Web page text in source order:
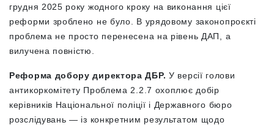
грудня 2025 року жодного кроку на виконання цієї
реформи зроблено не було. В урядовому законопроєкті
проблема не просто перенесена на рівень ДАП, а
вилучена повністю.
Реформа добору директора ДБР. У версії голови
антикоркомітету Проблема 2.2.7 охоплює добір
керівників Національної поліції і Державного бюро
розслідувань — із конкретним результатом щодо